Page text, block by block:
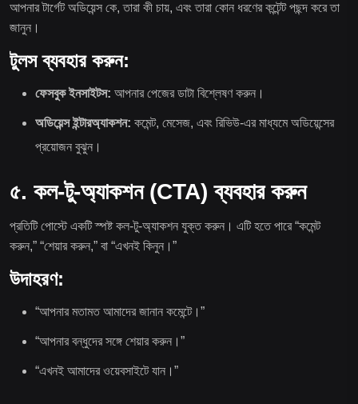
আপনার টার্গেট অডিয়েন্স কে, তারা কী চায়, এবং তারা কোন ধরণের কন্টেন্ট পছন্দ করে তা
জানুন।
টুলস ব্যবহার করুন:
ফেসবুক ইনসাইটস: আপনার পেজের ডাটা বিশ্লেষণ করুন।
অডিয়েন্স ইন্টারঅ্যাকশন: কমেন্ট, মেসেজ, এবং রিভিউ-এর মাধ্যমে অডিয়েন্সের
প্রয়োজন বুঝুন।
৫. কল-টু-অ্যাকশন (CTA) ব্যবহার করুন
প্রতিটি পোস্টে একটি স্পষ্ট কল-টু-অ্যাকশন যুক্ত করুন। এটি হতে পারে “কমেন্ট
করুন,” “শেয়ার করুন,” বা “এখনই কিনুন।”
উদাহরণ:
“আপনার মতামত আমাদের জানান কমেন্টে।”
“আপনার বন্ধুদের সঙ্গে শেয়ার করুন।”
“এখনই আমাদের ওয়েবসাইটে যান।”